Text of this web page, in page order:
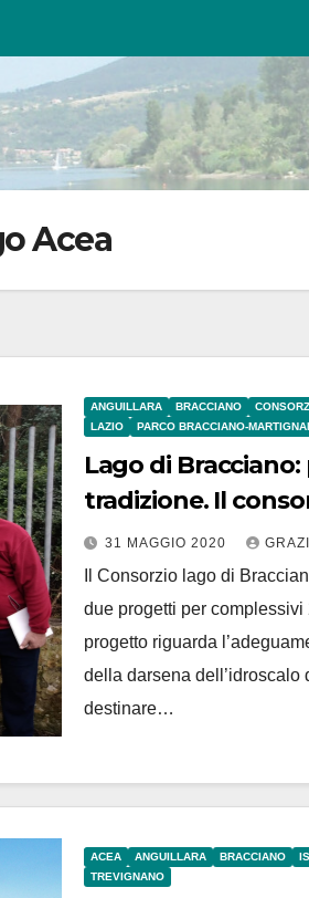
Acea
ANGUILLARA BRACCIANO
LAZIO
PARCO BRACCIANO-
Lago di
tradizione. Il
due importanti
europei
31 MAGGIO 2020
Il Consorzio lago di
due progetti per
progetto riguarda
della darsena dell’idroscalo
destinare…
ACEA ANGUILLARA BRACCIANO
TREVIGNANO